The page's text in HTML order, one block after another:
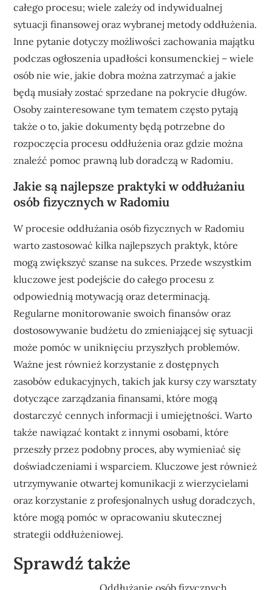
całego procesu; wiele zależy od indywidualnej
sytuacji finansowej oraz wybranej metody oddłużenia.
Inne pytanie dotyczy możliwości zachowania majątku
podczas ogłoszenia upadłości konsumenckiej – wiele
osób nie wie, jakie dobra można zatrzymać a jakie
będą musiały zostać sprzedane na pokrycie długów.
Osoby zainteresowane tym tematem często pytają
także o to, jakie dokumenty będą potrzebne do
rozpoczęcia procesu oddłużenia oraz gdzie można
znaleźć pomoc prawną lub doradczą w Radomiu.
Jakie są najlepsze praktyki w oddłużaniu
osób fizycznych w Radomiu
W procesie oddłużania osób fizycznych w Radomiu
warto zastosować kilka najlepszych praktyk, które
mogą zwiększyć szanse na sukces. Przede wszystkim
kluczowe jest podejście do całego procesu z
odpowiednią motywacją oraz determinacją.
Regularne monitorowanie swoich finansów oraz
dostosowywanie budżetu do zmieniającej się sytuacji
może pomóc w uniknięciu przyszłych problemów.
Ważne jest również korzystanie z dostępnych
zasobów edukacyjnych, takich jak kursy czy warsztaty
dotyczące zarządzania finansami, które mogą
dostarczyć cennych informacji i umiejętności. Warto
także nawiązać kontakt z innymi osobami, które
przeszły przez podobny proces, aby wymieniać się
doświadczeniami i wsparciem. Kluczowe jest również
utrzymywanie otwartej komunikacji z wierzycielami
oraz korzystanie z profesjonalnych usług doradczych,
które mogą pomóc w opracowaniu skutecznej
strategii oddłużeniowej.
Sprawdź także
Oddłużanie osób fizycznych